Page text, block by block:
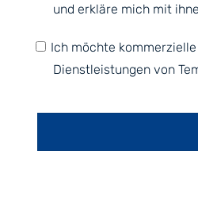
und erkläre mich mit
Ich möchte
Dienstleistungen von